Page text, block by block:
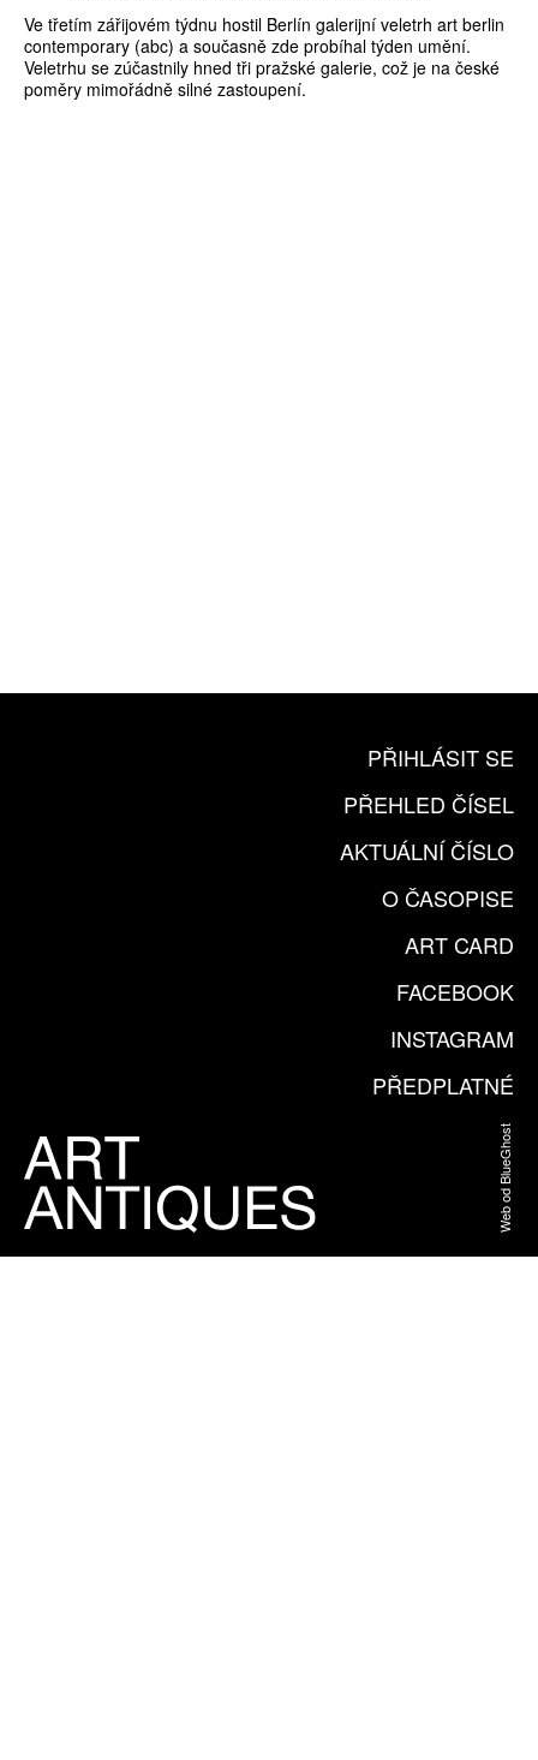
Ve třetím zářijovém týdnu hostil Berlín galerijní veletrh art berlin
contemporary (abc) a současně zde probíhal týden umění.
Veletrhu se zúčastnily hned tři pražské galerie, což je na české
poměry mimořádně silné zastoupení.
PŘIHLÁSIT SE
PŘEHLED ČÍSEL
AKTUÁLNÍ ČÍSLO
O ČASOPISE
ART CARD
FACEBOOK
INSTAGRAM
PŘEDPLATNÉ
Web od BlueGhost